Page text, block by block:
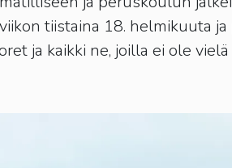
kosketus-
ja
pyyhkäisyliikkeitä.
tiistaina 18. helmikuuta
ja kaikki ne, joilla ei ole